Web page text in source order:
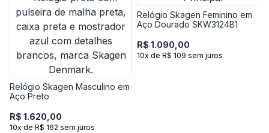
Relógio Skagen Masculino em
Aço Preto
R$ 1.620,00
10x de R$ 162 sem juros
Relógio Skagen Feminino em
Aço Dourado SKW3124B1
R$ 1.090,00
10x de R$ 109 sem juros